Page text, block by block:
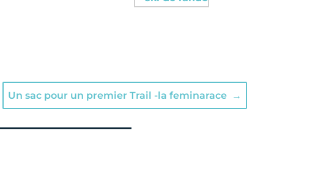
Un sac pour un premier Trail -la feminarace →